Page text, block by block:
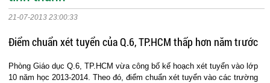
21-07-2013 23:00:33
Điểm chuẩn xét tuyển của Q.6, TP.HCM thấp hơn năm trước
Phòng Giáo dục Q.6, TP.HCM vừa công bố kế hoạch xét tuyển vào lớp
10 năm học 2013-2014. Theo đó, điểm chuẩn xét tuyển vào các trường